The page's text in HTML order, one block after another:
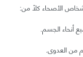
الأصحاء كلًا من:
أنحاء الجسم.
من العدوى.